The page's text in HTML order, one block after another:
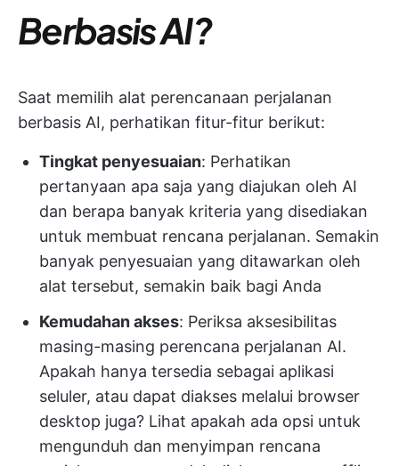
Berbasis AI?
Saat memilih alat perencanaan perjalanan
berbasis AI, perhatikan fitur-fitur berikut:
Tingkat penyesuaian: Perhatikan
pertanyaan apa saja yang diajukan oleh AI
dan berapa banyak kriteria yang disediakan
untuk membuat rencana perjalanan. Semakin
banyak penyesuaian yang ditawarkan oleh
alat tersebut, semakin baik bagi Anda
Kemudahan akses: Periksa aksesibilitas
masing-masing perencana perjalanan AI.
Apakah hanya tersedia sebagai aplikasi
seluler, atau dapat diakses melalui browser
desktop juga? Lihat apakah ada opsi untuk
mengunduh dan menyimpan rencana